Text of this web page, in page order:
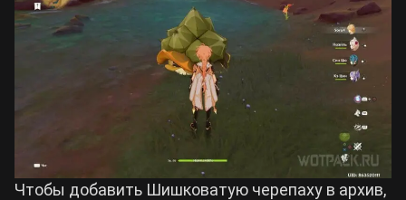
Чтобы добавить Шишковатую черепаху в архив,